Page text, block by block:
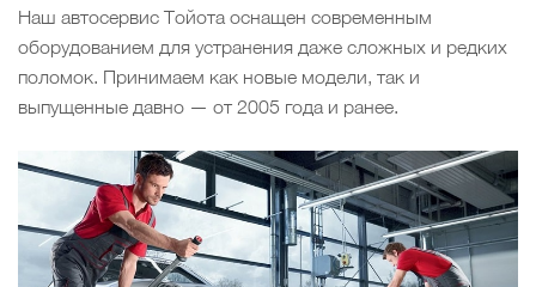
Наш автосервис Тойота оснащен современным
оборудованием для устранения даже сложных и редких
поломок. Принимаем как новые модели, так и
выпущенные давно — от 2005 года и ранее.